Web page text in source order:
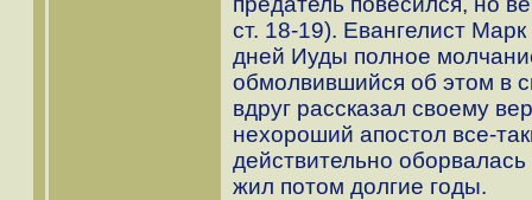
ст. 18-19). Евангелист
дней Иуды полное
обмолвившийся об этом в
вдруг рассказал своему
нехороший апостол все-
действительно
жил потом долгие годы.